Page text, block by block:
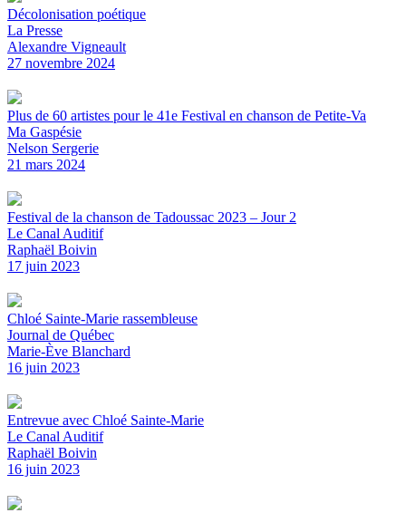
Décolonisation poétique
La Presse
Alexandre Vigneault
27 novembre 2024
Plus de 60 artistes pour le 41e Festival en chanson de Petite-Va
Ma Gaspésie
Nelson Sergerie
21 mars 2024
Festival de la chanson de Tadoussac 2023 – Jour 2
Le Canal Auditif
Raphaël Boivin
17 juin 2023
Chloé Sainte-Marie rassembleuse
Journal de Québec
Marie-Ève Blanchard
16 juin 2023
Entrevue avec Chloé Sainte-Marie
Le Canal Auditif
Raphaël Boivin
16 juin 2023